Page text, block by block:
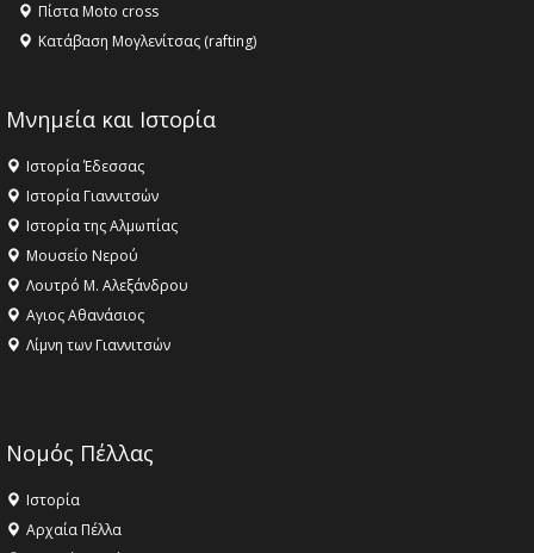
Πίστα Moto cross
Κατάβαση Μογλενίτσας (rafting)
Μνημεία και Ιστορία
Ιστορία Έδεσσας
Ιστορία Γιαννιτσών
Ιστορία της Αλμωπίας
Μουσείο Νερού
Λουτρό Μ. Αλεξάνδρου
Αγιος Αθανάσιος
Λίμνη των Γιαννιτσών
Νομός Πέλλας
Ιστορία
Αρχαία Πέλλα